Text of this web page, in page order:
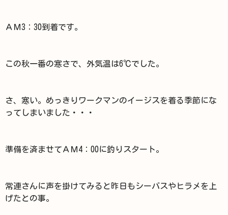
ＡＭ3：30到着です。
この秋一番の寒さで、外気温は6℃でした。
さ、寒い。めっきりワークマンのイージスを着る季節にな
ってしまいました・・・
準備を済ませてＡＭ4：00に釣りスタート。
常連さんに声を掛けてみると昨日もシーバスやヒラメを上
げたとの事。